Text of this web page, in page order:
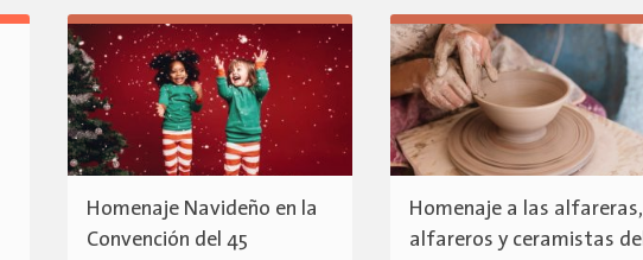
Homenaje Navideño en la
Convención del 45
Homenaje a las alfareras,
alfareros y ceramistas del